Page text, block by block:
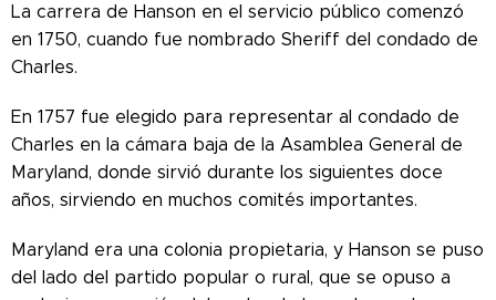
La carrera de Hanson en el servicio público comenzó
en 1750, cuando fue nombrado Sheriff del condado de
Charles.
En 1757 fue elegido para representar al condado de
Charles en la cámara baja de la Asamblea General de
Maryland, donde sirvió durante los siguientes doce
años, sirviendo en muchos comités importantes.
Maryland era una colonia propietaria, y Hanson se puso
del lado del partido popular o rural, que se opuso a